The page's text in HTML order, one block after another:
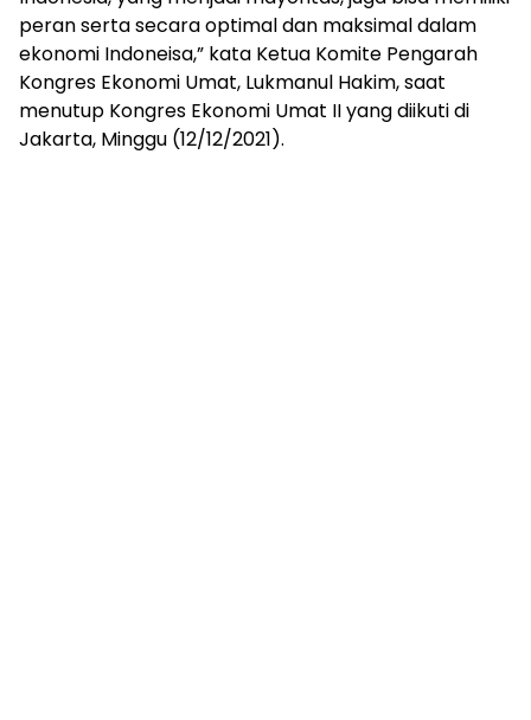
peran serta secara optimal dan maksimal dalam
ekonomi Indoneisa,” kata Ketua Komite Pengarah
Kongres Ekonomi Umat, Lukmanul Hakim, saat
menutup Kongres Ekonomi Umat II yang diikuti di
Jakarta, Minggu (12/12/2021).